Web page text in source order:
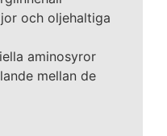
och oljehaltiga
aminosyror
mellan de